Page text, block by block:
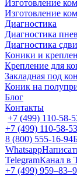
Изготовление
Изготовление
Диагностика
Диагностика
Диагностика
Коники и
Крепление для
Закладная под
Коник на
Блог
Контакты
+7 (499) 110-58-
+7 (499) 110-58-53
8 (800) 555-16-94
Whatsapp
TelegramКанал в
+7 (499)